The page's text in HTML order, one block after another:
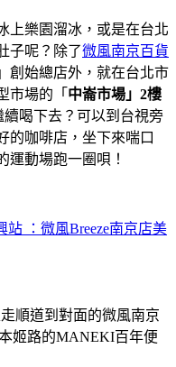
上樂園溜冰，或是在台北
子呢？除了微風南京百貨
創始總店外，就在台北市
市場的「 中崙市場」2樓
續喝下去？可以到台視旁
的咖啡店，坐下來喘口
運動場跑一圈唄！
：微風Breeze南京店美
順道到對面的微風南京
姬路的MANEKI百年便